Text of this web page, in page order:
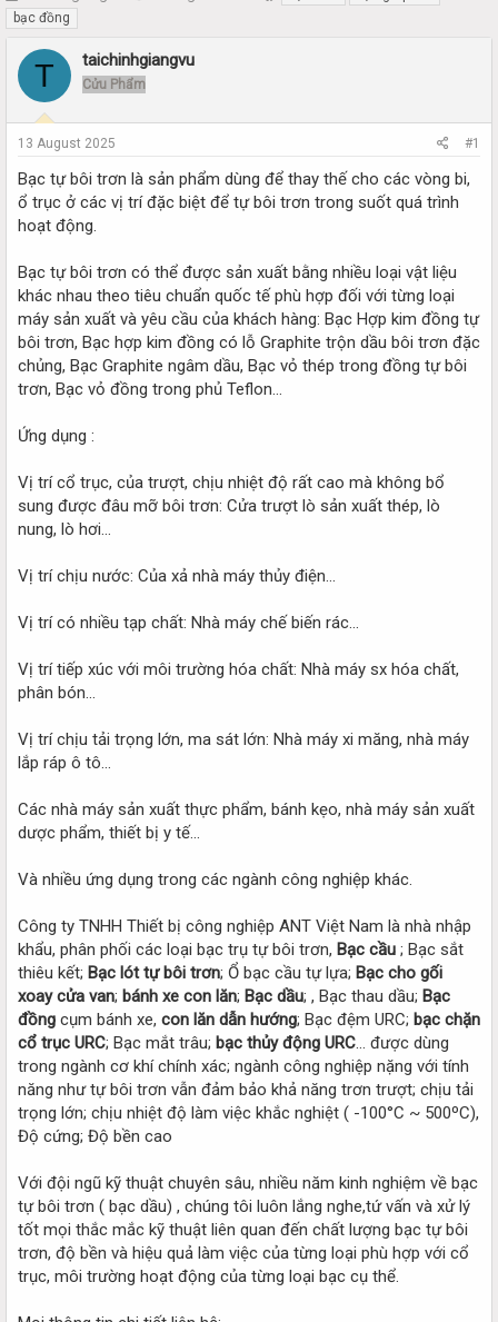
h
r
e
d
a
r
t
e
r
r
bạc đồng
T taichinhgiangvu
Cửu Phẩm
13 August 2025 #1
Bạc tự bôi trơn là sản phẩm dùng để thay thế cho các vòng bi,
ổ trục ở các vị trí đặc biệt để tự bôi trơn trong suốt quá trình
hoạt động.
Bạc tự bôi trơn có thể được sản xuất bằng nhiều loại vật liệu
khác nhau theo tiêu chuẩn quốc tế phù hợp đối với từng loại
máy sản xuất và yêu cầu của khách hàng: Bạc Hợp kim đồng tự
bôi trơn, Bạc hợp kim đồng có lỗ Graphite trộn dầu bôi trơn đặc
chủng, Bạc Graphite ngâm dầu, Bạc vỏ thép trong đồng tự bôi
trơn, Bạc vỏ đồng trong phủ Teflon…
Ứng dụng :
Vị trí cổ trục, của trượt, chịu nhiệt độ rất cao mà không bổ
sung được đâu mỡ bôi trơn: Cửa trượt lò sản xuất thép, lò
nung, lò hơi…
Vị trí chịu nước: Của xả nhà máy thủy điện…
Vị trí có nhiều tạp chất: Nhà máy chế biến rác…
Vị trí tiếp xúc với môi trường hóa chất: Nhà máy sx hóa chất,
phân bón…
Vị trí chịu tải trọng lớn, ma sát lớn: Nhà máy xi măng, nhà máy
lắp ráp ô tô…
Các nhà máy sản xuất thực phẩm, bánh kẹo, nhà máy sản xuất
dược phẩm, thiết bị y tế…
Và nhiều ứng dụng trong các ngành công nghiệp khác.
Công ty TNHH Thiết bị công nghiệp ANT Việt Nam là nhà nhập
khẩu, phân phối các loại bạc trụ tự bôi trơn, Bạc cầu ; Bạc sắt
thiêu kết; Bạc lót tự bôi trơn; Ổ bạc cầu tự lựa; Bạc cho gối
xoay cửa van; bánh xe con lăn; Bạc dầu; , Bạc thau dầu; Bạc
đồng cụm bánh xe, con lăn dẫn hướng; Bạc đệm URC; bạc chặn
cổ trục URC; Bạc mắt trâu; bạc thủy động URC … được dùng
trong ngành cơ khí chính xác; ngành công nghiệp nặng với tính
năng như tự bôi trơn vẫn đảm bảo khả năng trơn trượt; chịu tải
trọng lớn; chịu nhiệt độ làm việc khắc nghiệt ( -100°C ~ 500ºC),
Độ cứng; Độ bền cao
Với đội ngũ kỹ thuật chuyên sâu, nhiều năm kinh nghiệm về bạc
tự bôi trơn ( bạc dầu) , chúng tôi luôn lắng nghe,tứ vấn và xử lý
tốt mọi thắc mắc kỹ thuật liên quan đến chất lượng bạc tự bôi
trơn, độ bền và hiệu quả làm việc của từng loại phù hợp với cổ
trục, môi trường hoạt động của từng loại bạc cụ thể.